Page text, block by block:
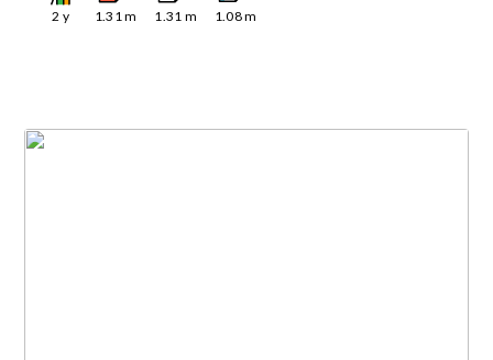
2 y 1.31m 1.31 m 1.08m